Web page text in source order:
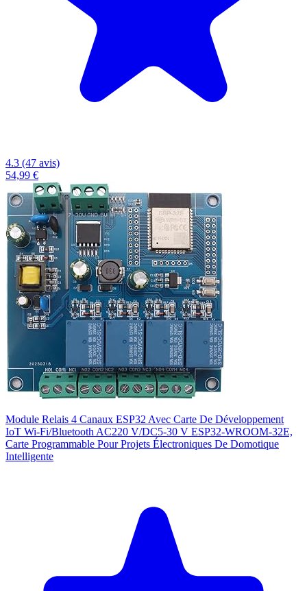
4.3 (47 avis)
54,99 €
Module Relais 4 Canaux ESP32 Avec Carte De Développement
IoT Wi-Fi/Bluetooth AC220 V/DC5-30 V ESP32-WROOM-32E,
Carte Programmable Pour Projets Électroniques De Domotique
Intelligente